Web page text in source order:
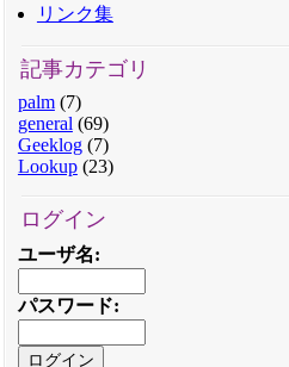
リンク集
記事カテゴリ
palm(7)
general (69)
Geeklog(7)
Lookup(23)
ログイン
ユーザ名:
パスワード: